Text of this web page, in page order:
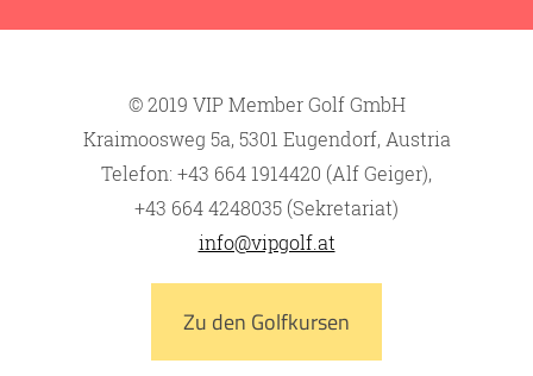
© 2019 VIP Member Golf GmbH
Kraimoosweg 5a, 5301 Eugendorf, Austria
Telefon: +43 664 1914420 (Alf Geiger),
+43 664 4248035 (Sekretariat)
info@vipgolf.at
Zu den Golfkursen